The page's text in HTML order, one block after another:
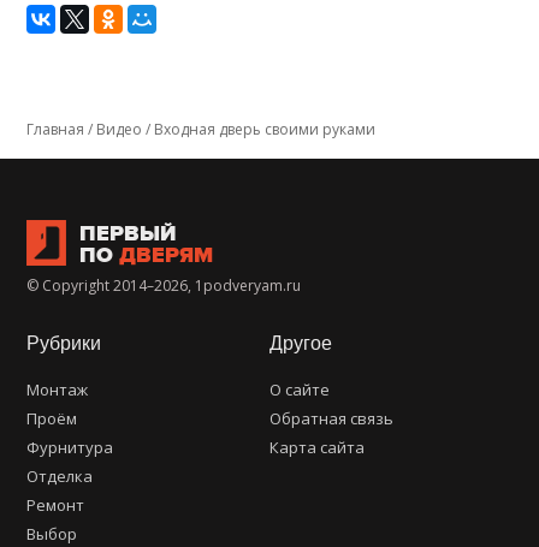
Главная / Видео / Входная дверь своими руками
ПЕРВЫЙ
ПО ДВЕРЯМ
© Copyright 2014–2026, 1podveryam.ru
Другое
О сайте
Обратная связь
Карта сайта
Рубрики
Монтаж
Проём
Фурнитура
Отделка
Ремонт
Выбор